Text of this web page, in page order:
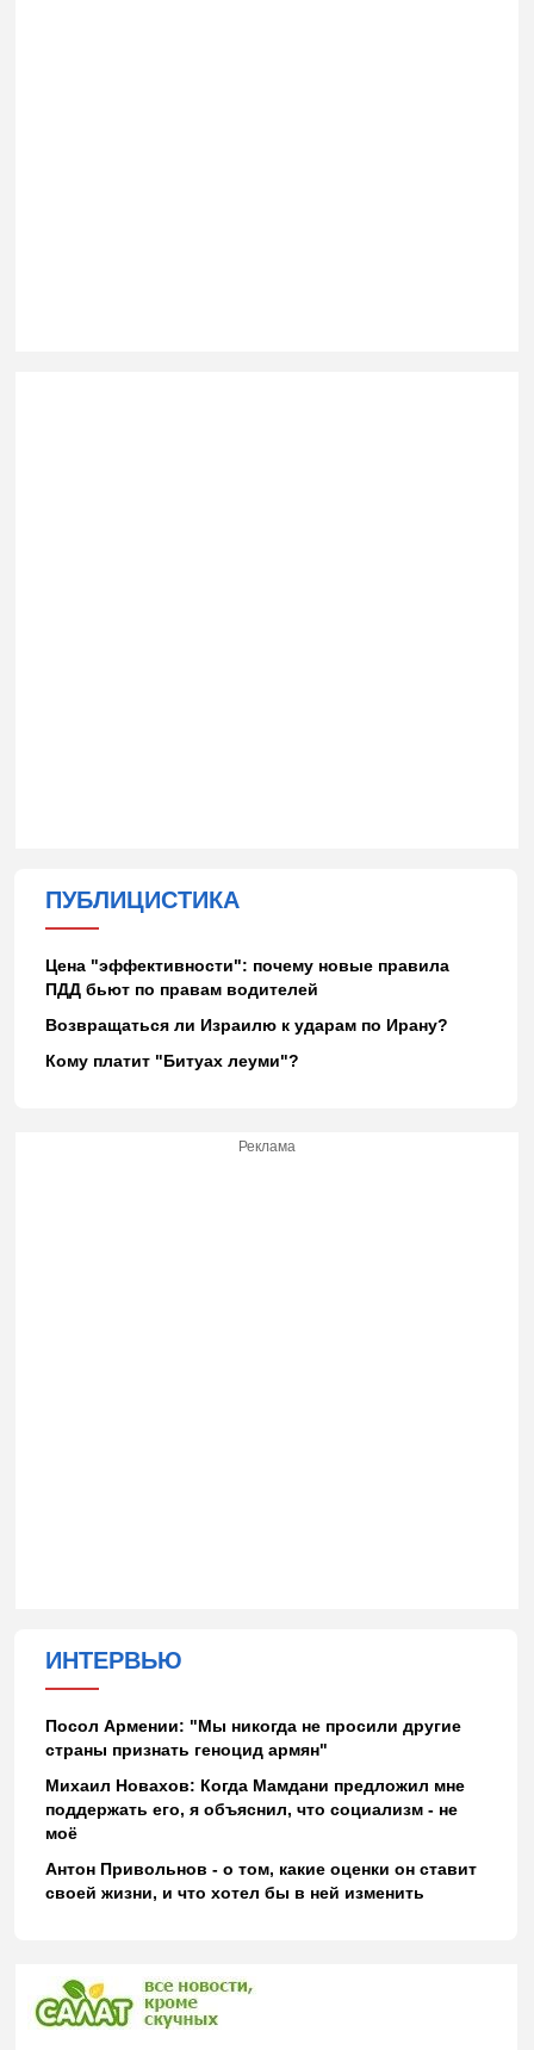
ПУБЛИЦИСТИКА
Цена "эффективности": почему новые правила
ПДД бьют по правам водителей
Возвращаться ли Израилю к ударам по Ирану?
Кому платит "Битуах леуми"?
Реклама
ИНТЕРВЬЮ
Посол Армении: "Мы никогда не просили другие
страны признать геноцид армян"
Михаил Новахов: Когда Мамдани предложил мне
поддержать его, я объяснил, что социализм - не
моё
Антон Привольнов - о том, какие оценки он ставит
своей жизни, и что хотел бы в ней изменить